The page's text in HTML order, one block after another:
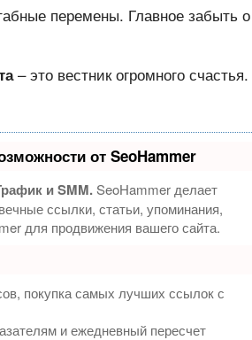
перемены. Главное забыть о
– это вестник огромного счастья.
от SeoHammer
и SMM.SeoHammer делает
ссылки, статьи, упоминания,
для продвижения вашего сайта.
покупка самых лучших ссылок с
и ежедневный пересчет